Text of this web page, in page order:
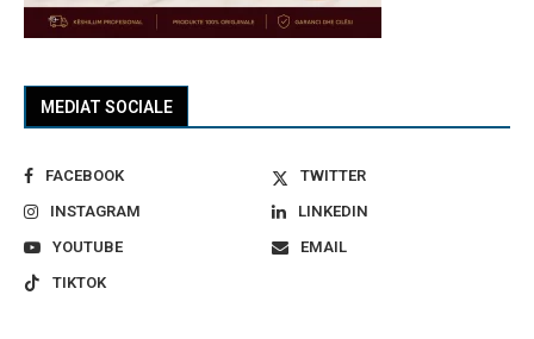
MEDIAT SOCIALE
FACEBOOK
TWITTER
INSTAGRAM
LINKEDIN
YOUTUBE
EMAIL
TIKTOK